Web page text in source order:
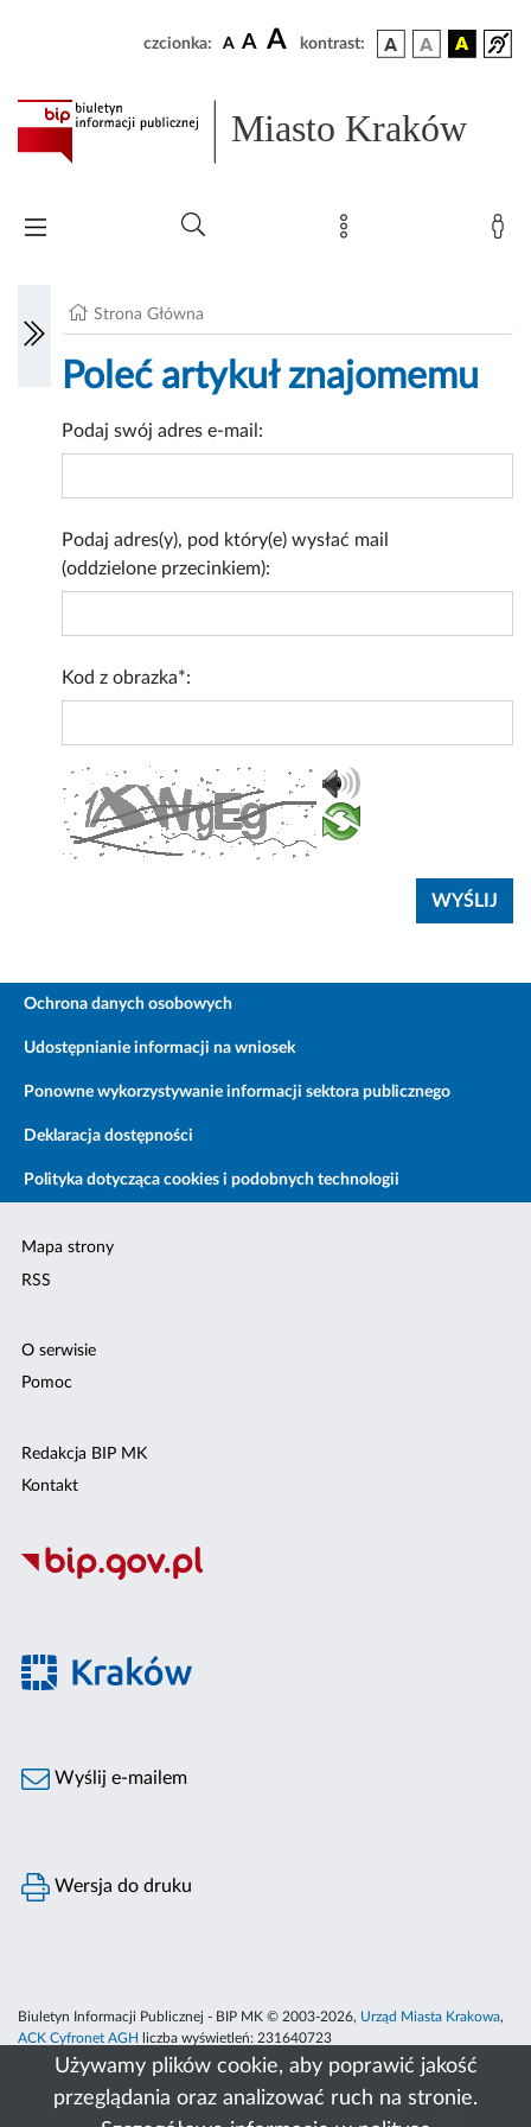
Używamy plików cookie, aby poprawić jakość
przeglądania oraz analizować ruch na stronie.
czcionka: A A A kontrast:
Miasto Kraków
Strona Główna
Poleć artykuł znajomemu
Podaj swój adres e-mail:
Podaj adres(y), pod który(e) wysłać mail
(oddzielone przecinkiem):
Kod z obrazka*:
Ochrona danych osobowych
Udostępnianie informacji na wniosek
Ponowne wykorzystywanie informacji sektora publicznego
Deklaracja dostępności
Polityka dotycząca cookies i podobnych technologii
Mapa strony
RSS
O serwisie
Pomoc
Redakcja BIP MK
Kontakt
Wyślij e-mailem
Wersja do druku
Biuletyn Informacji Publicznej - BIP MK © 2003-2026, Urząd Miasta Krakowa,
ACK Cyfronet AGH
liczba wyświetleń: 231640723